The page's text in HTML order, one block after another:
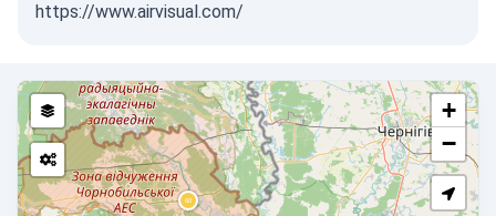
https://www.airvisual.com/
+
−